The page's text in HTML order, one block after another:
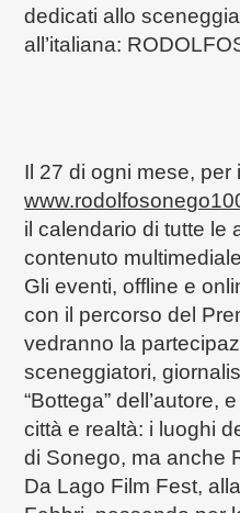
dedicati allo
all’italiana:
Il 27 di ogni mese, per
il calendario di tutte le
contenuto
Gli eventi, offline e
con il percorso del
vedranno la
sceneggiatori,
“Bottega” dell’autore,
città e realtà: i luoghi
di Sonego, ma anche
Da Lago Film Fest,